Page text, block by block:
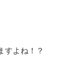
すよね！？